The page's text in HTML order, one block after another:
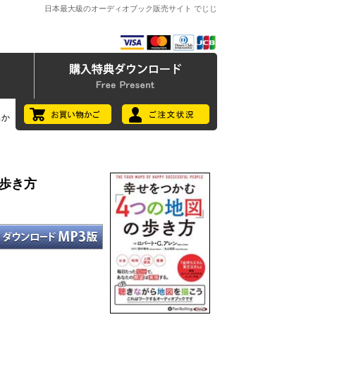
日本最大級のオーディオブック販売サイト でじじ
き方